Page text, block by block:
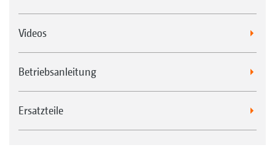
Videos
Betriebsanleitung
Ersatzteile